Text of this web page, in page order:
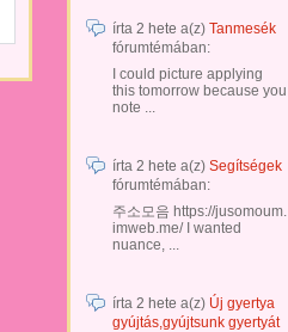
írta 2 hete a(z) Tanmesék
fórumtémában:
I could picture applying
this tomorrow because you
note ...
írta 2 hete a(z) Segítségek
fórumtémában:
주소모음 https://jusomoum.
imweb.me/ I wanted
nuance, ...
írta 2 hete a(z) Új gyertya
gyújtás,gyújtsunk gyertyát